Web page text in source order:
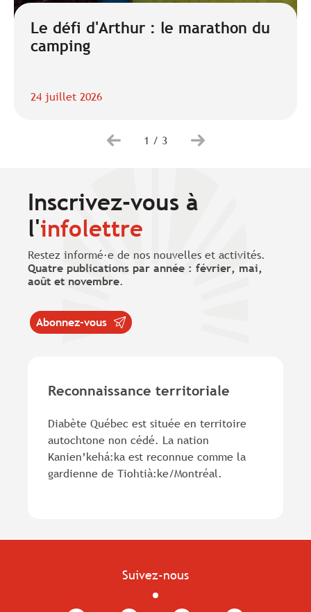
Le défi d'Arthur : le marathon du
camping
24 juillet 2026
1 / 3
Inscrivez-vous à
l'infolettre
Restez informé·e de nos nouvelles et activités.
Quatre publications par année : février, mai,
août et novembre.
Abonnez-vous
Reconnaissance territoriale
Diabète Québec est située en territoire
autochtone non cédé. La nation
Kanien’kehá:ka est reconnue comme la
gardienne de Tiohtià:ke/Montréal.
Suivez-nous